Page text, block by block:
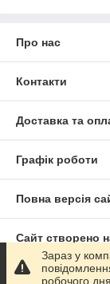
Про нас
Контакти
Доставка та
Графік роботи
Повна версія
Сайт створено
Політика
Зараз у
робочого